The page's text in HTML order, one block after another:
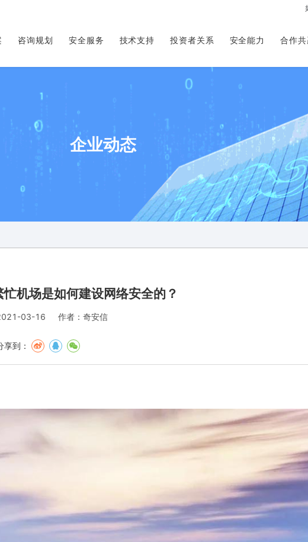
咨询规划 安全服务 技术支持 投资者关系 安全能力 合作共
企业动态
机场是如何建设网络安全的？
03-16 作者：奇安信
享到：